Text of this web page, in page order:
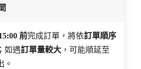
前完成訂單，將依訂單順序
如遇訂單量較大 ，可能順延至
。